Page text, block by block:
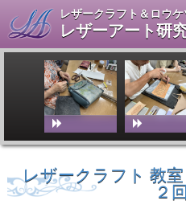
レザークラフト＆ロウ
レザーアート研
レザークラフト 教
２